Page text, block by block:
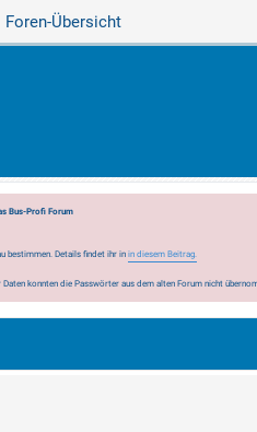
Foren-Übersicht
Bus-Profi Forum
bestimmen. Details findet ihr inin diesem Beitrag.
konnten die Passwörter aus dem alten Forum nicht